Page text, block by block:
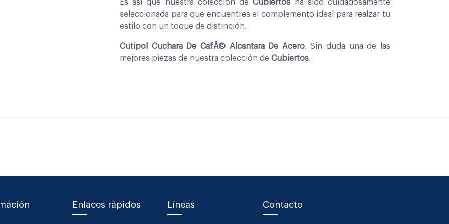
Es asi que nuestra coleccion deCubiertos ha sido cuidadosamente
seleccionada para que encuentres el complemento ideal para realzar tu
estilo con un toque de distinción.
Cutipol Cuchara De CafÃ© Alcantara De Acero. Sin duda una de las
mejores piezas de nuestra colección de Cubiertos.
Enlaces rápidos Líneas Contacto